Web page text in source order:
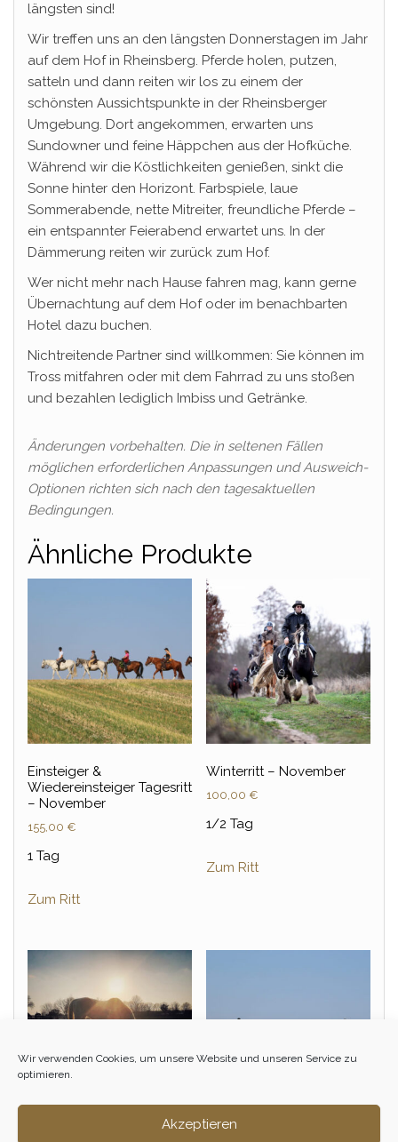
Wir verwenden Cookies, um unsere Website und unseren Service zu
optimieren.
Akzeptieren
längsten sind!
Wir treffen uns an den längsten Donnerstagen im Jahr
auf dem Hof in Rheinsberg. Pferde holen, putzen,
satteln und dann reiten wir los zu einem der
schönsten Aussichtspunkte in der Rheinsberger
Umgebung. Dort angekommen, erwarten uns
Sundowner und feine Häppchen aus der Hofküche.
Während wir die Köstlichkeiten genießen, sinkt die
Sonne hinter den Horizont. Farbspiele, laue
Sommerabende, nette Mitreiter, freundliche Pferde –
ein entspannter Feierabend erwartet uns. In der
Dämmerung reiten wir zurück zum Hof.
Wer nicht mehr nach Hause fahren mag, kann gerne
Übernachtung auf dem Hof oder im benachbarten
Hotel dazu buchen.
Nichtreitende Partner sind willkommen: Sie können im
Tross mitfahren oder mit dem Fahrrad zu uns stoßen
und bezahlen lediglich Imbiss und Getränke.
Änderungen vorbehalten. Die in seltenen Fällen
möglichen erforderlichen Anpassungen und Ausweich-
Optionen richten sich nach den tagesaktuellen
Bedingungen.
Ähnliche Produkte
Einsteiger &
Wiedereinsteiger Tagesritt
– November
155,00 €
1 Tag
Zum Ritt
Winterritt – November
100,00 €
1/2 Tag
Zum Ritt